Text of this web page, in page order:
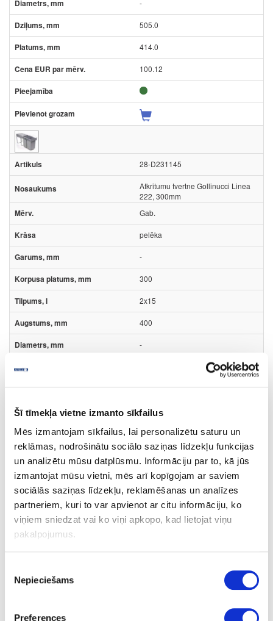
Šī tīmekļa vietne izmanto sīkfailus
Mēs izmantojam sīkfailus, lai personalizētu saturu un
reklāmas, nodrošinātu sociālo saziņas līdzekļu funkcijas
un analizētu mūsu datplūsmu. Informāciju par to, kā jūs
izmantojat mūsu vietni, mēs arī kopīgojam ar saviem
sociālās saziņas līdzekļu, reklamēšanas un analīzes
partneriem, kuri to var apvienot ar citu informāciju, ko
viņiem sniedzat vai ko viņi apkopo, kad lietojat viņu
pakalpojumus.
izvēle
Nepieciešams
Preferences
-
505.0
414.0
100.12
28-D231145
Atkritumu tvertne Gollinucci Linea
222, 300mm
Gab.
pelēka
-
300
2x15
400
-
-
68.50
28-IM210003443
Atkritumu tvertne SELECT BASIC